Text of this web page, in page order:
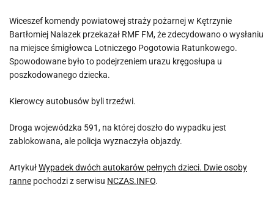
Wiceszef komendy powiatowej straży pożarnej w Kętrzynie
Bartłomiej Nalazek przekazał RMF FM, że zdecydowano o wysłaniu
na miejsce śmigłowca Lotniczego Pogotowia Ratunkowego.
Spowodowane było to podejrzeniem urazu kręgosłupa u
poszkodowanego dziecka.
Kierowcy autobusów byli trzeźwi.
Droga wojewódzka 591, na której doszło do wypadku jest
zablokowana, ale policja wyznaczyła objazdy.
ArtykułWypadek dwóch autokarów pełnych dzieci. Dwie osoby
ranne pochodzi z serwisu NCZAS.INFO.